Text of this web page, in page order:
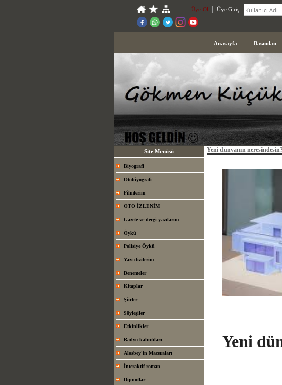
Üye Ol Üye Girişi
Anasayfa Basından
Site Menüsü
Biyografi
Otobiyografi
Filmlerim
OTO İZLENİM
Gazete ve dergi yazılarım
Öykü
Polisiye Öykü
Yazı dizilerim
Denemeler
Kitaplar
Şiirler
Söyleşiler
Etkinlikler
Radyo kalıntıları
Alosbey'in Maceraları
İnteraktif roman
Dipnotlar
Yeni dünyanın
Yeni